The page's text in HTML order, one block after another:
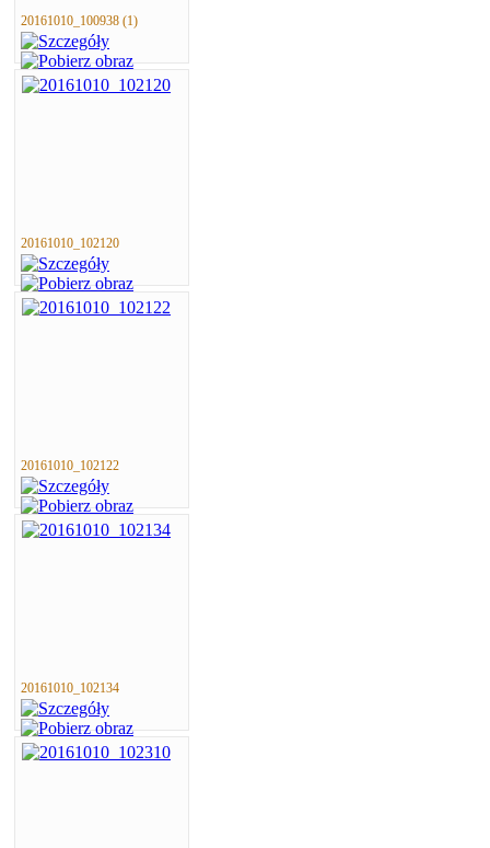
20161010_100938 (1)
20161010_102120
20161010_102122
20161010_102134